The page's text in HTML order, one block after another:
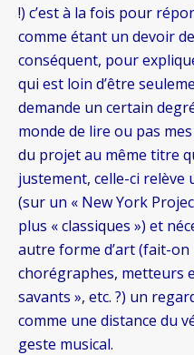
!) c’est à la fois pour
comme étant un devoir
conséquent, pour
qui est loin d’être
demande un certain
monde de lire ou pas
du projet au même titre
justement, celle-ci relève
(sur un « New York
plus « classiques ») et
autre forme d’art (fait-
chorégraphes, metteurs
savants », etc. ?) un
comme une distance du
geste musical.